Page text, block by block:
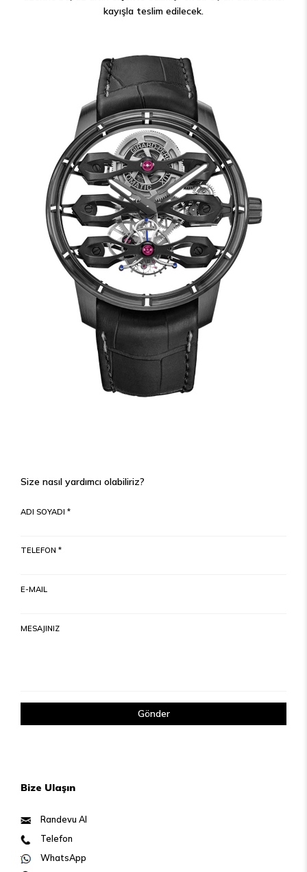
kayışla teslim edilecek.
Size nasıl yardımcı olabiliriz?
ADI SOYADI *
TELEFON *
E-MAIL
MESAJINIZ
Gönder
Bize Ulaşın
Randevu Al
Telefon
WhatsApp